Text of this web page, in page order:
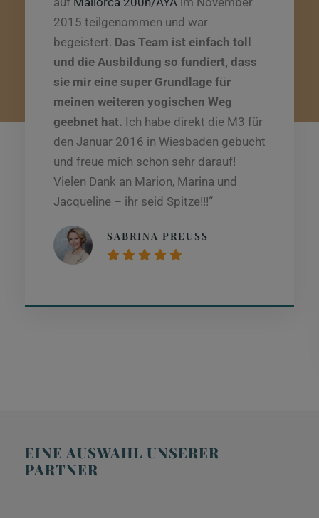
2015 teilgenommen und war
begeistert. Das Team ist einfach toll
und die Ausbildung so fundiert, dass
sie mir eine super Grundlage für
meinen weiteren yogischen Weg
geebnet hat. Ich habe direkt die M3 für
den Januar 2016 in Wiesbaden gebucht
und freue mich schon sehr darauf!
Vielen Dank an Marion, Marina und
Jacqueline – ihr seid Spitze!!!“
SABRINA PREUSS
EINE AUSWAHL UNSERER
PARTNER